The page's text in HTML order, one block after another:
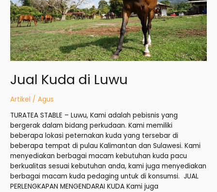
Jual Kuda di Luwu
Artikel /Agus
TURATEA STABLE – Luwu, Kami adalah pebisnis yang
bergerak dalam bidang perkudaan. Kami memiliki
beberapa lokasi peternakan kuda yang tersebar di
beberapa tempat di pulau Kalimantan dan Sulawesi. Kami
menyediakan berbagai macam kebutuhan kuda pacu
berkualitas sesuai kebutuhan anda, kami juga menyediakan
berbagai macam kuda pedaging untuk di konsumsi. JUAL
PERLENGKAPAN MENGENDARAI KUDA Kami juga